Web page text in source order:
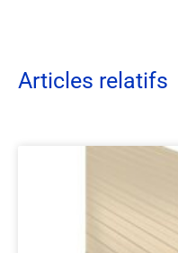
Articles relatifs